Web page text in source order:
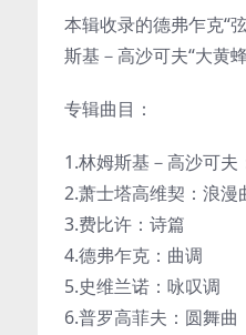
本辑收录的德弗乍克“
斯基－高沙可夫“大黄
专辑曲目：
1.林姆斯基－高沙可夫
2.萧士塔高维契：浪漫
3.费比许：诗篇
4.德弗乍克：曲调
5.史维兰诺：咏叹调
6.普罗高菲夫：圆舞曲